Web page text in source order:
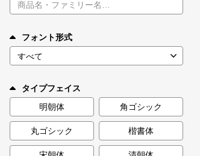
年間ライセンス商品
キャンペーン一覧
カート 0
フォント形式
タイプフェイス
明朝体
角ゴシック
丸ゴシック 楷書体